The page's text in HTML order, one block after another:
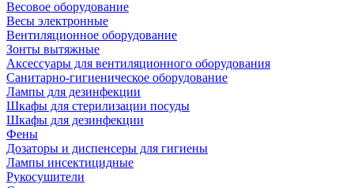
Весовое оборудование
Весы электронные
Вентиляционное оборудование
Зонты вытяжные
Аксессуары для вентиляционного оборудования
Санитарно-гигиеническое оборудование
Лампы для дезинфекции
Шкафы для стерилизации посуды
Шкафы для дезинфекции
Фены
Дозаторы и диспенсеры для гигиены
Лампы инсектицидные
Рукосушители